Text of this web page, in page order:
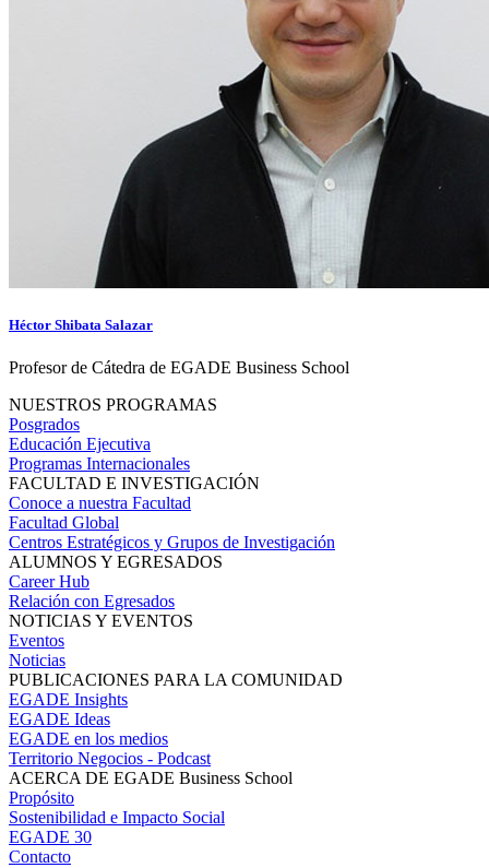
Héctor Shibata Salazar
Profesor de Cátedra de EGADE Business School
NUESTROS PROGRAMAS
Posgrados
Educación Ejecutiva
Programas Internacionales
FACULTAD E INVESTIGACIÓN
Conoce a nuestra Facultad
Facultad Global
Centros Estratégicos y Grupos de Investigación
ALUMNOS Y EGRESADOS
Career Hub
Relación con Egresados
NOTICIAS Y EVENTOS
Eventos
Noticias
PUBLICACIONES PARA LA COMUNIDAD
EGADE Insights
EGADE Ideas
EGADE en los medios
Territorio Negocios - Podcast
ACERCA DE EGADE Business School
Propósito
Sostenibilidad e Impacto Social
EGADE 30
Contacto